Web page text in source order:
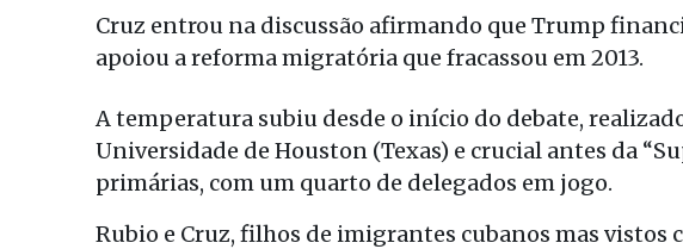
Cruz entrou na discussão afirmando que Trump
apoiou a reforma migratória que fracassou em 2013.
A temperatura subiu desde o início do debate,
Universidade de Houston (Texas) e crucial antes da
primárias, com um quarto de delegados em jogo.
Rubio e Cruz, filhos de imigrantes cubanos mas vistos